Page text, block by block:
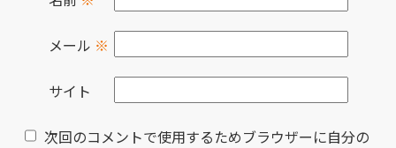
メール ※
サイト
次回のコメントで使用するためブラウザーに自分の